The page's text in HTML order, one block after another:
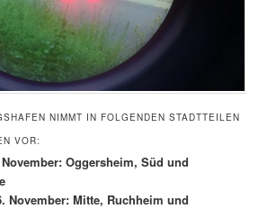
NIMMT IN FOLGENDEN STADTTEILEN
VOR:
Oggersheim, Süd und
November: Mitte, Ruchheim und